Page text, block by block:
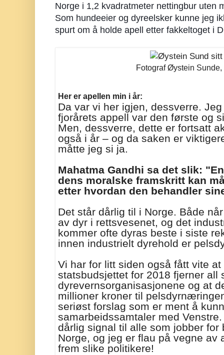
Norge i 1,2 kvadratmeter nettingbur uten
Som hundeeier og dyreelsker kunne jeg
spurt om å holde apell etter fakkeltoget i
Fotograf Øystein Sunde,
Her er apellen min i år:
Da var vi her igjen, dessverre.
fjorårets appell var den første og
Men, dessverre, dette er fortsatt
også i år – og da saken er
måtte jeg si ja.
Mahatma Gandhi sa det slik:
dens moralske framskritt kan
etter hvordan den behandler
Det står dårlig til i Norge. Både
av dyr i rettsvesenet, og det
kommer ofte dyras beste i siste
innen industrielt dyrehold er
Vi har for litt siden også fått vite
statsbudsjettet for 2018 fjerner all
dyrevernsorganisasjonene og at
millioner kroner til
seriøst forslag som er ment å
samarbeidssamtaler med
dårlig signal til alle som jobber for
Norge, og jeg er flau på vegne av
frem slike politikere!